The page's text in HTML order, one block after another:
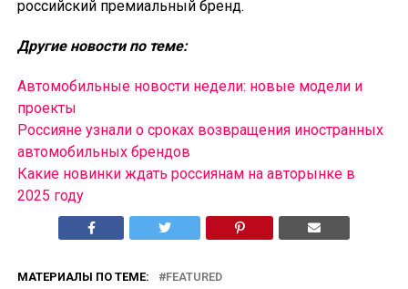
российский премиальный бренд.
Другие новости по теме:
Автомобильные новости недели: новые модели и
проекты
Россияне узнали о сроках возвращения иностранных
автомобильных брендов
Какие новинки ждать россиянам на авторынке в
2025 году
МАТЕРИАЛЫ ПО ТЕМЕ: FEATURED